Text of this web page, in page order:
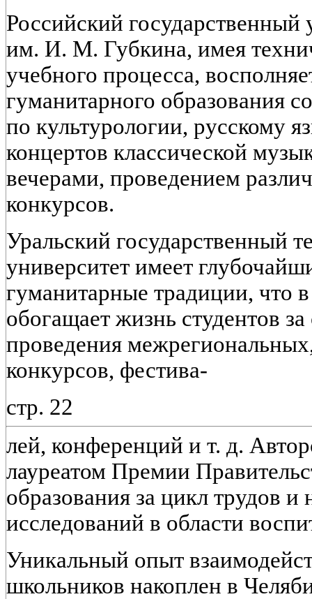
Российский государственный
им. И. М. Губкина, имея
учебного процесса,
гуманитарного образования
по культурологии, русскому
концертов классической
вечерами, проведением
конкурсов.
Уральский государственный
университет имеет
гуманитарные традиции, что
обогащает жизнь студентов за
проведения
конкурсов, фестива-
стр. 22
лей, конференций и т. д.
лауреатом Премии
образования за цикл трудов и
исследований в области
Уникальный опыт
школьников накоплен в